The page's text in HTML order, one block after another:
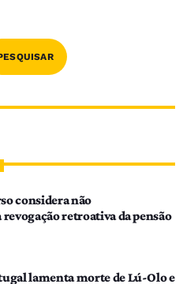
considera não
retroativa da pensão
lamenta morte de Lú-Olo e